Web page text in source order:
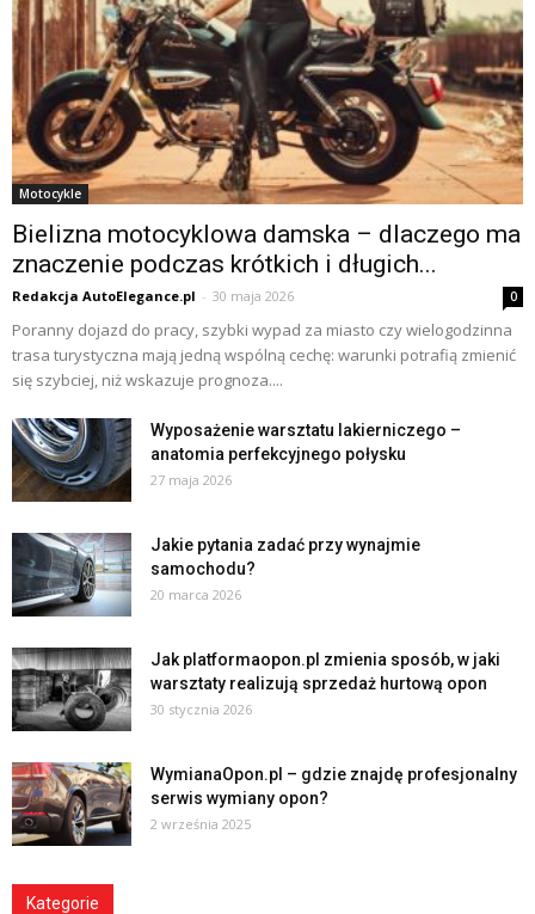
Motocykle
Bielizna motocyklowa damska – dlaczego ma
znaczenie podczas krótkich i długich...
Redakcja AutoElegance.pl - 30 maja 2026 0
Poranny dojazd do pracy, szybki wypad za miasto czy wielogodzinna
trasa turystyczna mają jedną wspólną cechę: warunki potrafią zmienić
się szybciej, niż wskazuje prognoza....
Wyposażenie warsztatu lakierniczego –
anatomia perfekcyjnego połysku
27 maja 2026
Jakie pytania zadać przy wynajmie
samochodu?
20 marca 2026
Jak platformaopon.pl zmienia sposób, w jaki
warsztaty realizują sprzedaż hurtową opon
30 stycznia 2026
WymianaOpon.pl – gdzie znajdę profesjonalny
serwis wymiany opon?
2 września 2025
Kategorie